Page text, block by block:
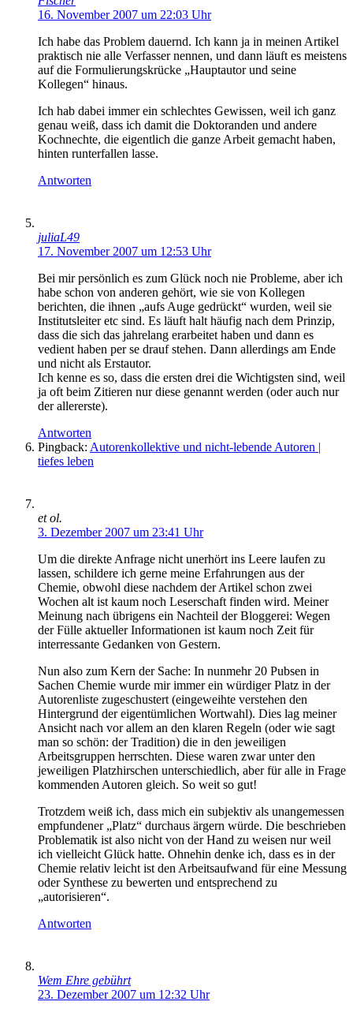
16. November 2007 um 22:03 Uhr
Ich habe das Problem dauernd. Ich kann ja in meinen Artikel
praktisch nie alle Verfasser nennen, und dann läuft es meistens
auf die Formulierungskrücke „Hauptautor und seine
Kollegen“ hinaus.
Ich hab dabei immer ein schlechtes Gewissen, weil ich ganz
genau weiß, dass ich damit die Doktoranden und andere
Kochnechte, die eigentlich die ganze Arbeit gemacht haben,
hinten runterfallen lasse.
Antworten
juliaL49
17. November 2007 um 12:53 Uhr
Bei mir persönlich es zum Glück noch nie Probleme, aber ich
habe schon von anderen gehört, wie sie von Kollegen
berichten, die ihnen „aufs Auge gedrückt“ wurden, weil sie
Institutsleiter etc sind. Es läuft halt häufig nach dem Prinzip,
dass die sich das jahrelang erarbeitet haben und dann es
vedient haben per se drauf stehen. Dann allerdings am Ende
und nicht als Erstautor.
Ich kenne es so, dass die ersten drei die Wichtigsten sind, weil
ja oft beim Zitieren nur diese genannt werden (oder auch nur
der allererste).
Antworten
Pingback: Autorenkollektive und nicht-lebende Autoren |
tiefes leben
et ol.
3. Dezember 2007 um 23:41 Uhr
Um die direkte Anfrage nicht unerhört ins Leere laufen zu
lassen, schildere ich gerne meine Erfahrungen aus der
Chemie, obwohl diese nachdem der Artikel schon zwei
Wochen alt ist kaum noch Leserschaft finden wird. Meiner
Meinung nach übrigens ein Nachteil der Bloggerei: Wegen
der Fülle aktueller Informationen ist kaum noch Zeit für
interressante Gedanken von Gestern.
Nun also zum Kern der Sache: In nunmehr 20 Pubsen in
Sachen Chemie wurde mir immer ein würdiger Platz in der
Autorenliste zugeschustert (eingeweihte verstehen den
Hintergrund der eigentümlichen Wortwahl). Dies lag meiner
Ansicht nach vor allem an den klaren Regeln (oder wie sagt
man so schön: der Tradition) die in den jeweiligen
Arbeitsgruppen herrschten. Diese waren zwar unter den
jeweiligen Platzhirschen unterschiedlich, aber für alle in Frage
kommenden Autoren gleich. So weit so gut!
Trotzdem weiß ich, dass mich ein subjektiv als unangemessen
empfundener „Platz“ durchaus ärgern würde. Die beschrieben
Problematik ist also nicht von der Hand zu weisen nur weil
ich vielleicht Glück hatte. Ohnehin denke ich, dass es in der
Chemie relativ leicht ist den Arbeitsaufwand für eine Messung
oder Synthese zu bewerten und entsprechend zu
„autorisieren“.
Antworten
Wem Ehre gebührt
23. Dezember 2007 um 12:32 Uhr